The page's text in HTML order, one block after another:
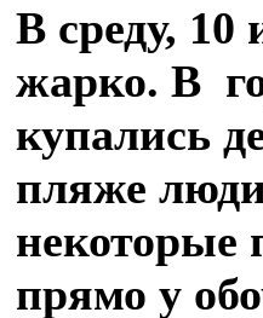
В среду,
жарко. В
купались
пляже
некоторые
прямо у